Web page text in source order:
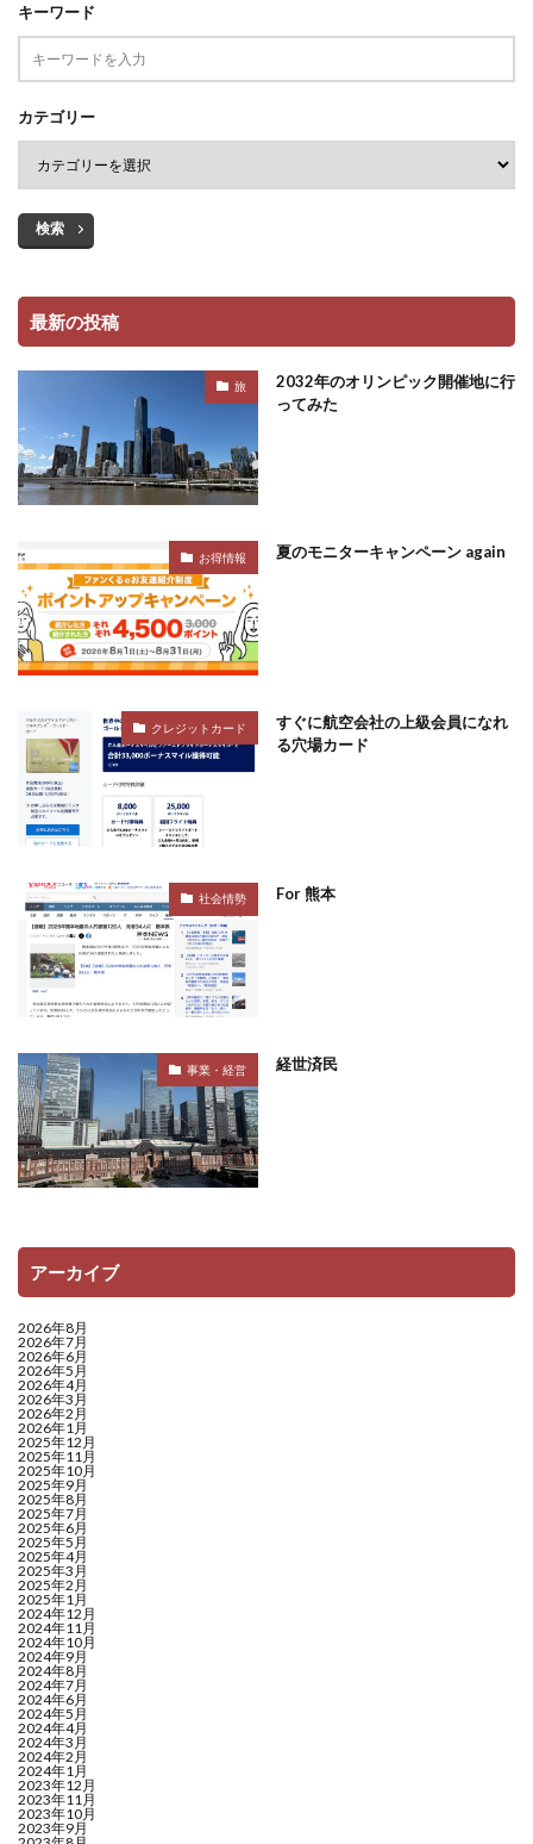
キーワード
カテゴリー
検索
最新の投稿
旅
2032年のオリンピック開催地に行
ってみた
お得情報 夏のモニターキャンペーン again
クレジットカード
すぐに航空会社の上級会員になれ
る穴場カード
社会情勢 For 熊本
事業・経営 経世済民
アーカイブ
2026年8月
2026年7月
2026年6月
2026年5月
2026年4月
2026年3月
2026年2月
2026年1月
2025年12月
2025年11月
2025年10月
2025年9月
2025年8月
2025年7月
2025年6月
2025年5月
2025年4月
2025年3月
2025年2月
2025年1月
2024年12月
2024年11月
2024年10月
2024年9月
2024年8月
2024年7月
2024年6月
2024年5月
2024年4月
2024年3月
2024年2月
2024年1月
2023年12月
2023年11月
2023年10月
2023年9月